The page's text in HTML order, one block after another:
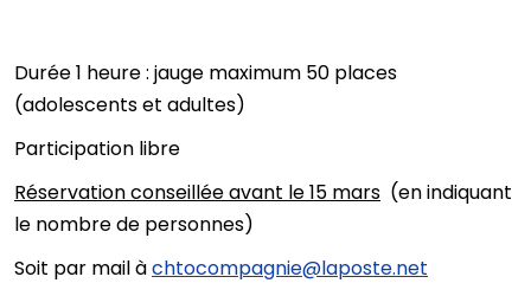
Durée 1 heure : jauge maximum 50 places
(adolescents et adultes)
Participation libre
Réservation conseillée avant le 15 mars (en indiquant
le nombre de personnes)
Soit par mail àchtocompagnie@laposte.net